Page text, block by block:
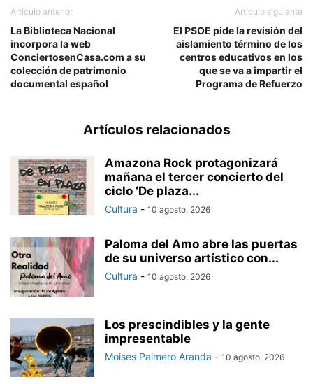
Artículo anterior
La Biblioteca Nacional
incorpora la web
ConciertosenCasa.com a su
colección de patrimonio
documental español
Artículo siguiente
El PSOE pide la revisión del
aislamiento término de los
centros educativos en los
que se va a impartir el
Programa de Refuerzo
Artículos relacionados
Amazona Rock protagonizará
mañana el tercer concierto del
ciclo ‘De plaza...
Cultura - 10 agosto, 2026
Paloma del Amo abre las puertas
de su universo artístico con...
Cultura - 10 agosto, 2026
Los prescindibles y la gente
impresentable
Moises Palmero Aranda - 10 agosto, 2026